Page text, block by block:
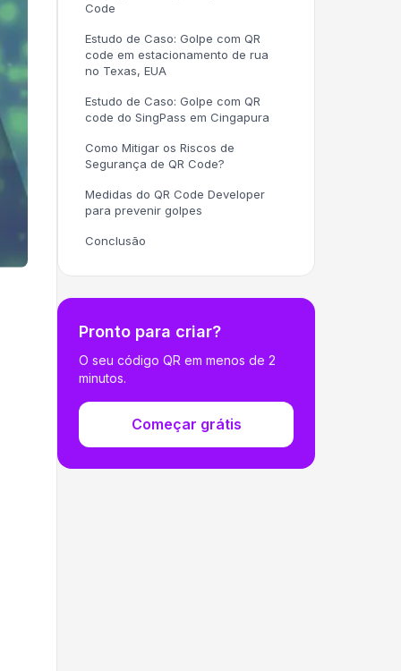
Code
Estudo de Caso: Golpe com QR
code em estacionamento de rua
no Texas, EUA
Estudo de Caso: Golpe com QR
code do SingPass em Cingapura
Como Mitigar os Riscos de
Segurança de QR Code?
Medidas do QR Code Developer
para prevenir golpes
Conclusão
Pronto para criar?
O seu código QR em menos de 2
minutos.
Começar grátis